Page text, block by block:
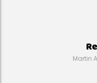
Martin